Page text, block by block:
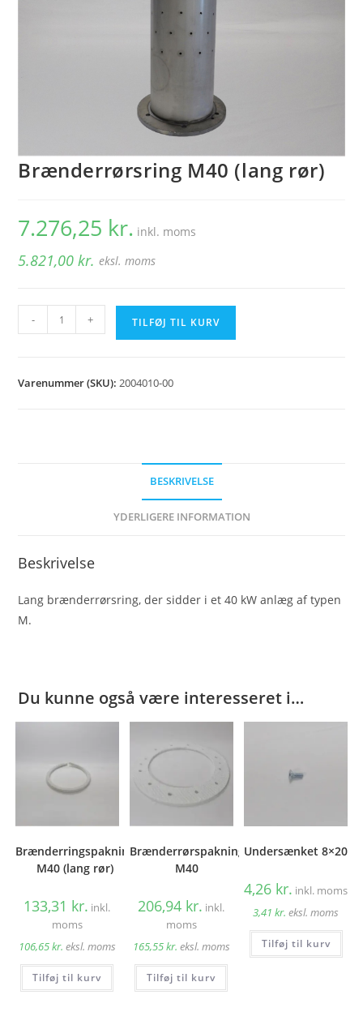
Brænderrørsring M40 (lang rør)
7.276,25 kr. inkl. moms
5.821,00kr. eksl. moms
Brænderrørsring
M40
- + TILFØJ TIL KURV
Varenummer (SKU):2004010-00
BESKRIVELSE
YDERLIGERE INFORMATION
Beskrivelse
Lang brænderrørsring, der sidder i et 40 kW anlæg af typen
M.
Du kunne også være interesseret i…
Brænderringspakning
M40 (lang rør)
133,31 kr. inkl.
moms
106,65kr. eksl. moms
Tilføj til kurv
Brænderrørspakning
M40
206,94 kr. inkl.
moms
165,55kr. eksl. moms
Tilføj til kurv
Undersænket 8×20
4,26 kr. inkl. moms
3,41kr. eksl. moms
Tilføj til kurv